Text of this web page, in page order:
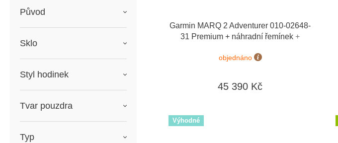
Původ
Sklo
Styl hodinek
Tvar pouzdra
Typ
Garmin MARQ 2 Adventurer 010-02648-
31 Premium + náhradní řemínek+
objednáno
45 390 Kč
Výhodné